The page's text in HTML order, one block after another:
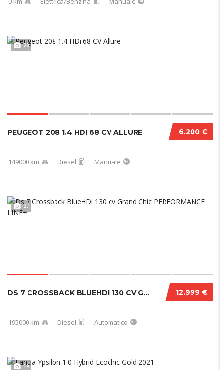
20
6.200 €
PEUGEOT 208 1.4 HDI 68 CV ALLURE
149000 km Diesel Manuale
27
12.999 €
DS 7 CROSSBACK BLUEHDI 130 CV GRAND CHIC PER...
195000 km Diesel Automatico
19